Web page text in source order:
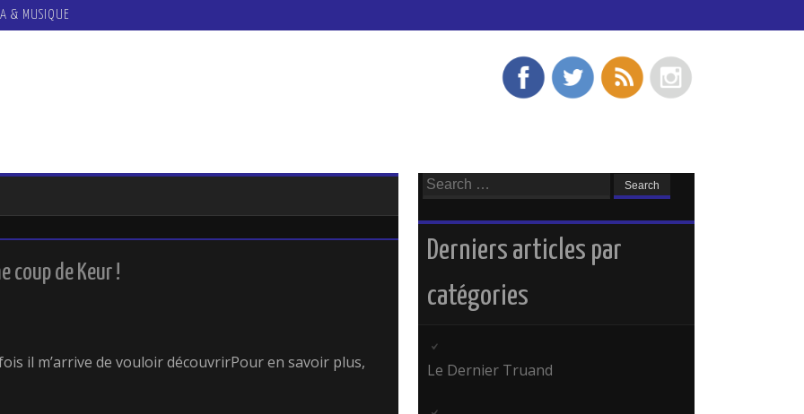
& MUSIQUE
coup de Keur !
il m’arrive de vouloir découvrirPour en savoir plus,
Search
for:
Derniers articles par
catégories
Le Dernier Truand